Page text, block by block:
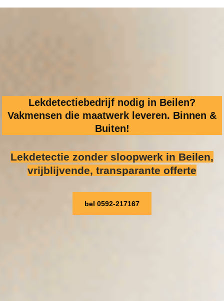
Lekdetectiebedrijf nodig in Beilen?
Vakmensen die maatwerk leveren. Binnen &
Buiten!
Lekdetectie zonder sloopwerk in Beilen,
vrijblijvende, transparante offerte
bel 0592-217167